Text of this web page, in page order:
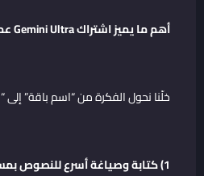
أهم ما يميز اشتراك Gemini Ultra عمليًا
خلّنا نحول الفكرة من “اسم باقة” إلى
1) كتابة وصياغة أسرع للنصوص بمستوى أعلى